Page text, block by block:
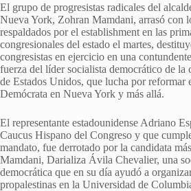
El grupo de progresistas radicales del
Nueva York, Zohran Mamdani, arrasó con
respaldados por el establishment en las
congresionales del estado el martes,
congresistas en ejercicio en una
fuerza del líder socialista democrático de la
de Estados Unidos, que lucha por reformar
Demócrata en Nueva York y más allá.
El representante estadounidense Adriano
Caucus Hispano del Congreso y que
mandato, fue derrotado por la candidata
Mamdani, Darializa Ávila Chevalier, una
democrática que en su día ayudó a
propalestinas en la Universidad de